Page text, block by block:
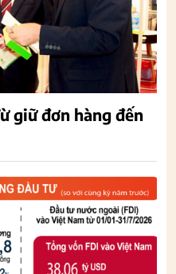
giữ đơn hàng đến